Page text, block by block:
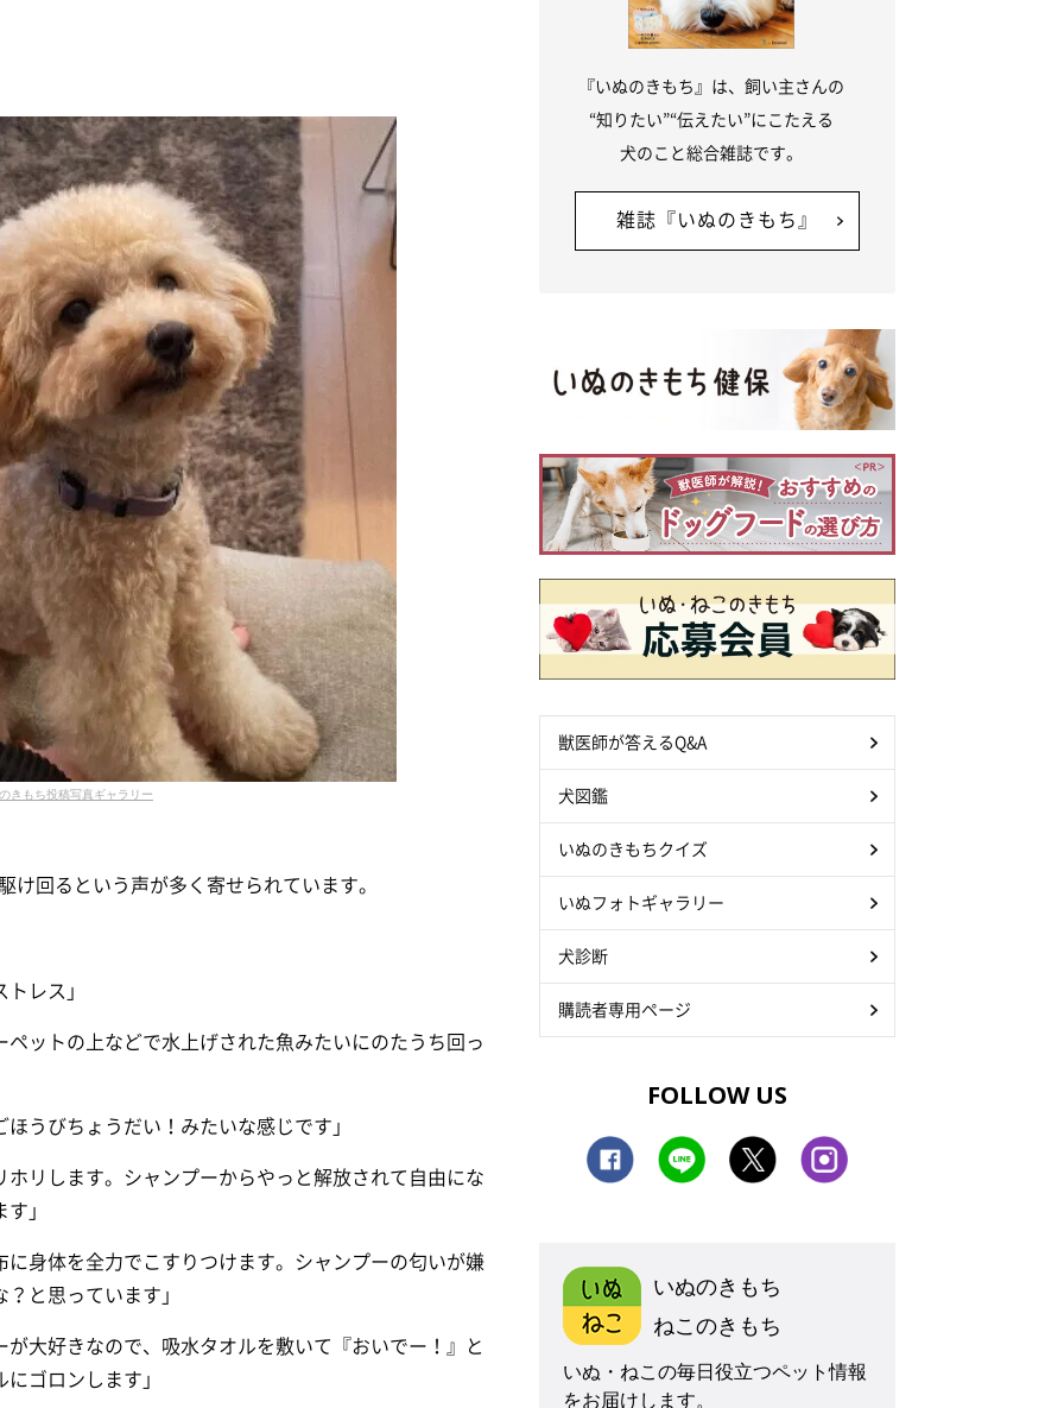
きもち投稿写真ギャラリー
回るという声が多く寄せられています。
レス」
ットの上などで水上げされた魚みたいにのたうち回っ
うびちょうだい！みたいな感じです」
リします。シャンプーからやっと解放されて自由にな
」
身体を全力でこすりつけます。シャンプーの匂いが嫌
と思っています」
大好きなので、吸水タオルを敷いて『おいでー！』と
ゴロンします」
『いぬのきもち』は、飼い主さんの
“知りたい”“伝えたい”にこたえる
犬のこと総合雑誌です。
雑誌『いぬのきもち』
獣医師が答えるQ&A
犬図鑑
いぬのきもちクイズ
いぬフォトギャラリー
犬診断
購読者専用ページ
FOLLOW US
いぬのきもち
ねこのきもち
いぬ・ねこの毎日役立つペット情報
をお届けします。